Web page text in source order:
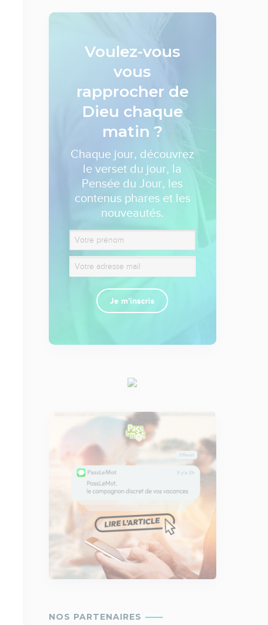
Voulez-vous
vous
rapprocher de
Dieu chaque
matin ?
Chaque jour, découvrez
le verset du jour, la
Pensée du Jour, les
contenus phares et les
nouveautés.
Je m'inscris